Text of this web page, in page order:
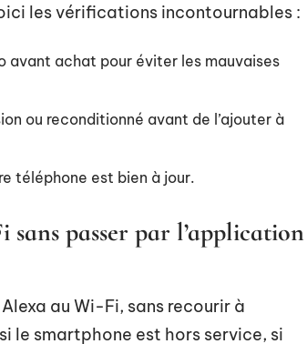
les vérifications incontournables :
avant achat pour éviter les mauvaises
ou reconditionné avant de l’ajouter à
téléphone est bien à jour.
passer par l’application
au Wi-Fi, sans recourir à
le smartphone est hors service, si